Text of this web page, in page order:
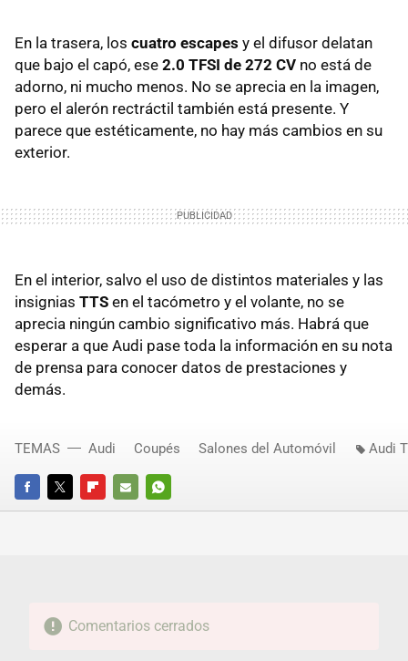
En la trasera, los cuatro escapes y el difusor delatan
que bajo el capó, ese 2.0 TFSI de 272 CV no está de
adorno, ni mucho menos. No se aprecia en la imagen,
pero el alerón rectráctil también está presente. Y
parece que estéticamente, no hay más cambios en su
exterior.
En el interior, salvo el uso de distintos materiales y las
insignias TTS en el tacómetro y el volante, no se
aprecia ningún cambio significativo más. Habrá que
esperar a que Audi pase toda la información en su nota
de prensa para conocer datos de prestaciones y
demás.
FACEBOOKTWITTERFLIPBOARD
E-
WHATSAPP
TEMAS Audi Coupés Salones del Automóvil Audi
Comentarios cerrados